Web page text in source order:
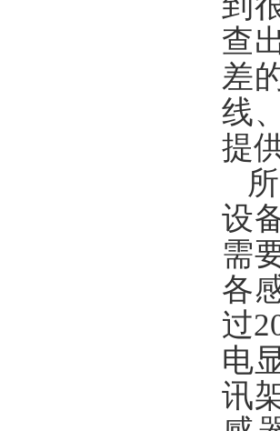
查
差
线
提
设
需
各
过
电
讯